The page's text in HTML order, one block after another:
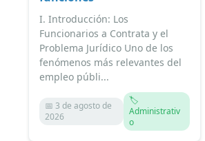
I. Introducción: Los
Funcionarios a Contrata y el
Problema Jurídico Uno de los
fenómenos más relevantes del
empleo públi...
📅 3 de agosto de
2026
🏷️
Administrativ
o